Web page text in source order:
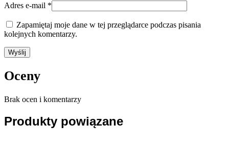
Adres e-mail *
Zapamiętaj moje dane w tej przeglądarce podczas pisania
kolejnych komentarzy.
Oceny
Brak ocen i komentarzy
Produkty powiązane